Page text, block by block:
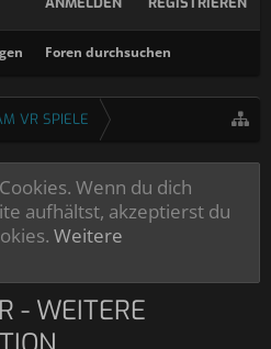
Foren durchsuchen
VR SPIELE
Wenn du dich
aufhältst, akzeptierst du
Weitere
- WEITERE